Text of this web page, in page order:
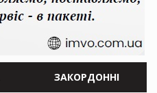
ЗАКОРДОННІ